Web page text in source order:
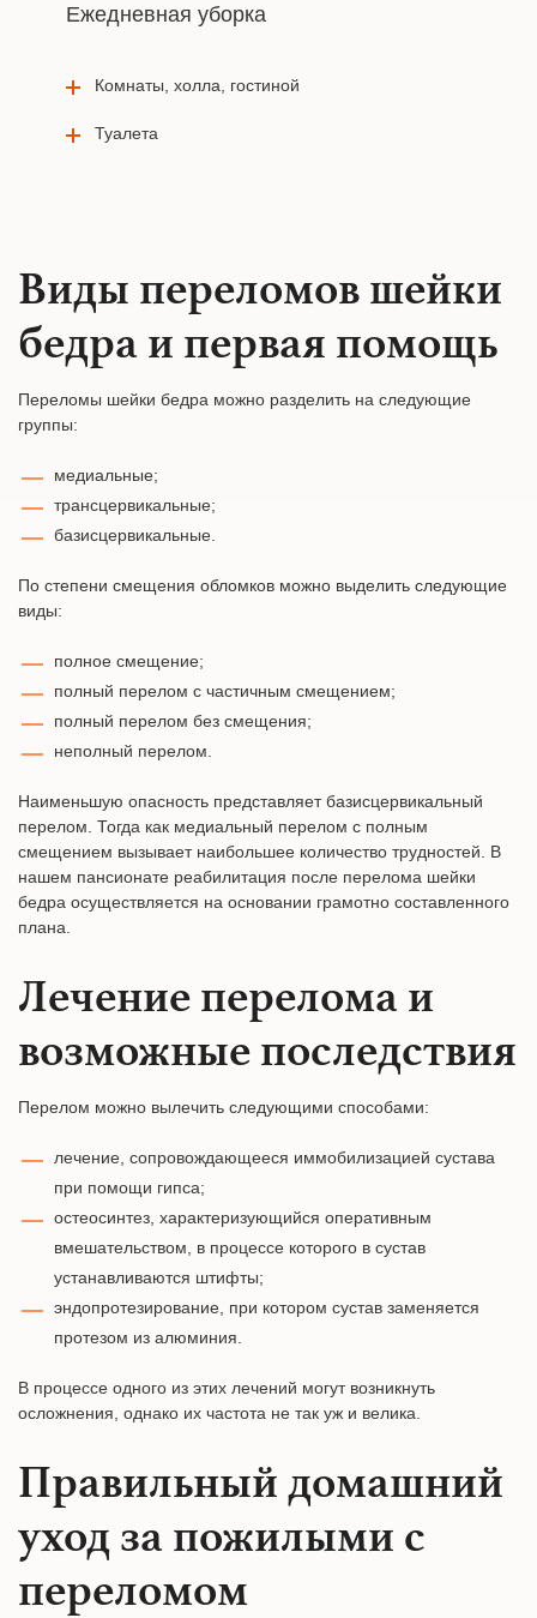
Ежедневная уборка
Комнаты, холла, гостиной
Туалета
Виды переломов шейки
бедра и первая помощь
Переломы шейки бедра можно разделить на следующие
группы:
медиальные;
трансцервикальные;
базисцервикальные.
По степени смещения обломков можно выделить следующие
виды:
полное смещение;
полный перелом с частичным смещением;
полный перелом без смещения;
неполный перелом.
Наименьшую опасность представляет базисцервикальный
перелом. Тогда как медиальный перелом с полным
смещением вызывает наибольшее количество трудностей. В
нашем пансионате реабилитация после перелома шейки
бедра осуществляется на основании грамотно составленного
плана.
Лечение перелома и
возможные последствия
Перелом можно вылечить следующими способами:
лечение, сопровождающееся иммобилизацией сустава
при помощи гипса;
остеосинтез, характеризующийся оперативным
вмешательством, в процессе которого в сустав
устанавливаются штифты;
эндопротезирование, при котором сустав заменяется
протезом из алюминия.
В процессе одного из этих лечений могут возникнуть
осложнения, однако их частота не так уж и велика.
Правильный домашний
уход за пожилыми с
переломом